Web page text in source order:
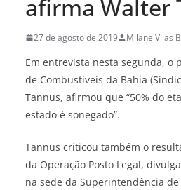
afirma Walter
27 de agosto de 2019 Milane Vilas
Em entrevista nesta segunda, o
de Combustíveis da Bahia
Tannus, afirmou que “50% do
estado é sonegado”.
Tannus criticou também o
da Operação Posto Legal,
na sede da Superintendência